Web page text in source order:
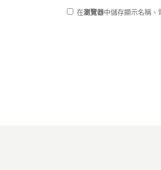
在瀏覽器中儲存顯示名稱、